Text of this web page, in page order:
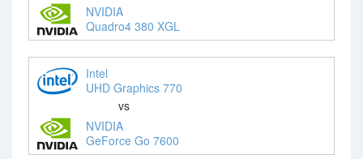
NVIDIA
Quadro4 380 XGL
Intel
UHD Graphics 770
vs
NVIDIA
GeForce Go 7600